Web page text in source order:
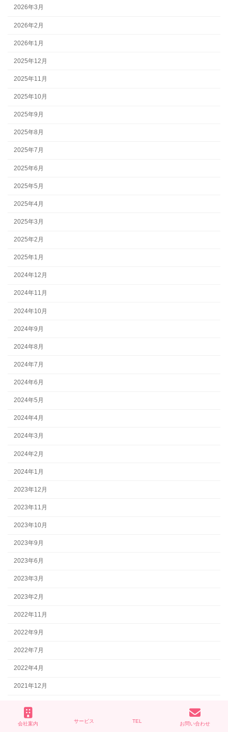
2026年3月
2026年2月
2026年1月
2025年12月
2025年11月
2025年10月
2025年9月
2025年8月
2025年7月
2025年6月
2025年5月
2025年4月
2025年3月
2025年2月
2025年1月
2024年12月
2024年11月
2024年10月
2024年9月
2024年8月
2024年7月
2024年6月
2024年5月
2024年4月
2024年3月
2024年2月
2024年1月
2023年12月
2023年11月
2023年10月
2023年9月
2023年6月
2023年3月
2023年2月
2022年11月
2022年9月
2022年7月
2022年4月
2021年12月
2021年7月
会社案内 サービス TEL お問い合わせ